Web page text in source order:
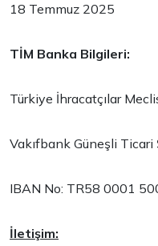
18 Temmuz 2025
TİM Banka Bilgileri:
Türkiye İhracatçılar
Vakıfbank Güneşli
IBAN No: TR58 0001
İletişim: